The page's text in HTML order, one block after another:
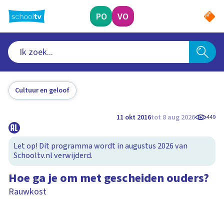
naar
hoofdinhoud
PO VO
Cultuur en geloof
11 okt 2016tot 8 aug 2026 449
Let op! Dit programma wordt in augustus 2026 van
Schooltv.nl verwijderd.
Hoe ga je om met gescheiden ouders?
Rauwkost